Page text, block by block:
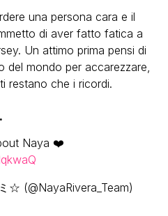
una persona cara e il
di aver fatto fatica a
Un attimo prima pensi di
mondo per accarezzare,
restano che i ricordi.
Naya ❤️
☆ (@NayaRivera_Team)